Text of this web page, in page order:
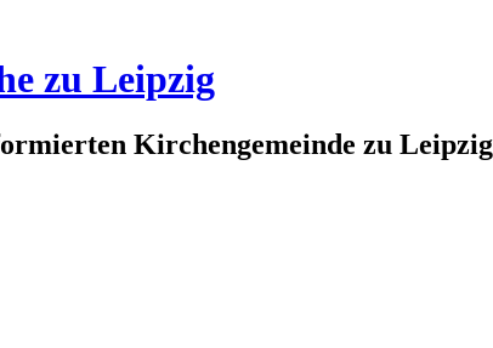
zu Leipzig
Kirchengemeinde zu